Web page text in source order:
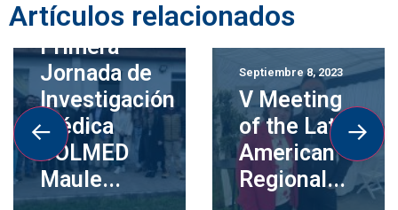
Artículos relacionados
Septiembre 12, 2023
Primera
Jornada de
Investigación
Médica
COLMED
Maule...
Septiembre 8, 2023
V Meeting
of the Latin
American
Regional...